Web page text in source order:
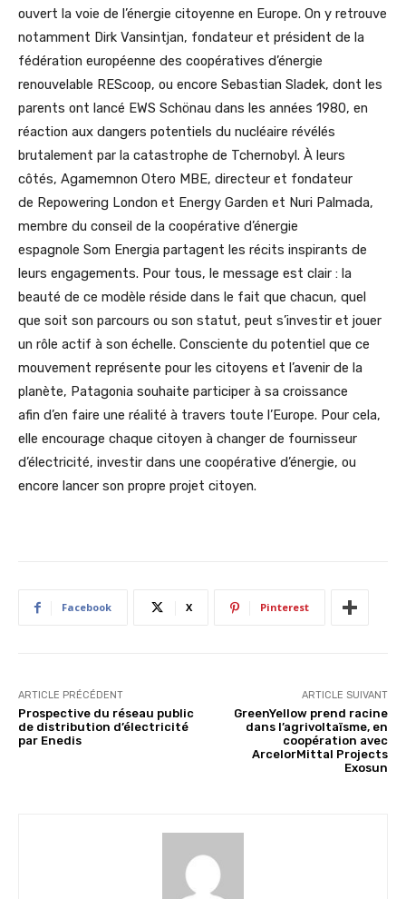
ouvert la voie de l’énergie citoyenne en Europe. On y retrouve
notamment Dirk Vansintjan, fondateur et président de la
fédération européenne des coopératives d’énergie
renouvelable REScoop, ou encore Sebastian Sladek, dont les
parents ont lancé EWS Schönau dans les années 1980, en
réaction aux dangers potentiels du nucléaire révélés
brutalement par la catastrophe de Tchernobyl. À leurs
côtés, Agamemnon Otero MBE, directeur et fondateur
de Repowering London et Energy Garden et Nuri Palmada,
membre du conseil de la coopérative d’énergie
espagnole Som Energia partagent les récits inspirants de
leurs engagements. Pour tous, le message est clair : la
beauté de ce modèle réside dans le fait que chacun, quel
que soit son parcours ou son statut, peut s’investir et jouer
un rôle actif à son échelle. Consciente du potentiel que ce
mouvement représente pour les citoyens et l’avenir de la
planète, Patagonia souhaite participer à sa croissance
afin d’en faire une réalité à travers toute l’Europe. Pour cela,
elle encourage chaque citoyen à changer de fournisseur
d’électricité, investir dans une coopérative d’énergie, ou
encore lancer son propre projet citoyen.
Facebook X Pinterest
ARTICLE PRÉCÉDENT
Prospective du réseau public
de distribution d’électricité
par Enedis
ARTICLE SUIVANT
GreenYellow prend racine
dans l’agrivoltaïsme, en
coopération avec
ArcelorMittal Projects
Exosun